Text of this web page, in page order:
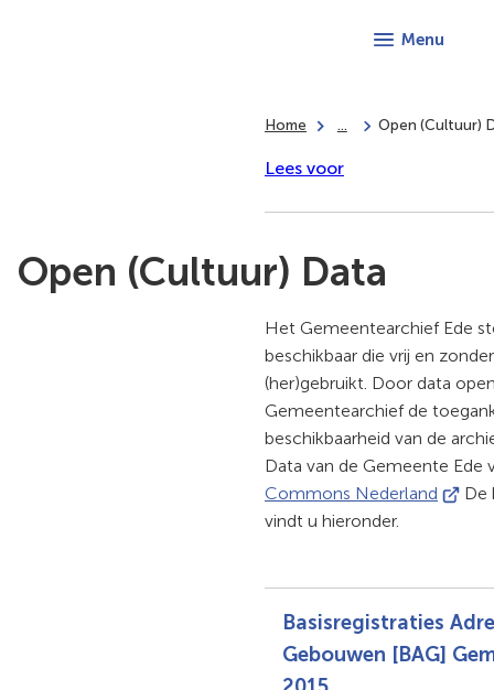
Menu
Home ... Open (Cultuur)
Lees voor
Open (Cultuur) Data
Het Gemeentearchief Ede
beschikbaar die vrij en
(her)gebruikt. Door data
Gemeentearchief de
beschikbaarheid van de
Data van de Gemeente Ede
Commons Nederland
De
vindt u hieronder.
Basisregistraties
Gebouwen [BAG]